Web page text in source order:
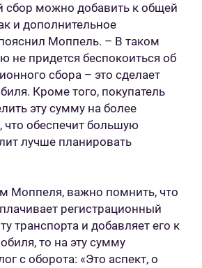
сбор можно добавить к общей
и дополнительное
Моппель. – В таком
не придется беспокоиться об
сбора – это сделает
Кроме того, покупатель
эту сумму на более
что обеспечит большую
лучше планировать
Моппеля, важно помнить, что
регистрационный
транспорта и добавляет его к
то на эту сумму
с оборота: «Это аспект, о